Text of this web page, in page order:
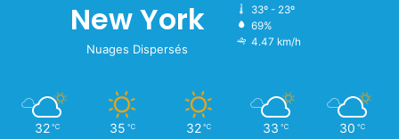
New York
Nuages Dispersés
33º - 23º
69%
4.47 km/h
32 ℃ 35 ℃ 32 ℃ 33 ℃ 30 ℃